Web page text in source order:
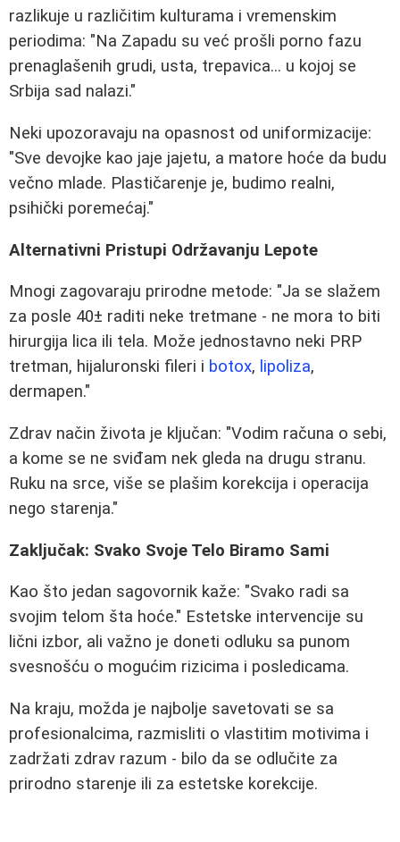
razlikuje u različitim kulturama i vremenskim
periodima: "Na Zapadu su već prošli porno fazu
prenaglašenih grudi, usta, trepavica... u kojoj se
Srbija sad nalazi."
Neki upozoravaju na opasnost od uniformizacije:
"Sve devojke kao jaje jajetu, a matore hoće da budu
večno mlade. Plastičarenje je, budimo realni,
psihički poremećaj."
Alternativni Pristupi Održavanju Lepote
Mnogi zagovaraju prirodne metode: "Ja se slažem
za posle 40± raditi neke tretmane - ne mora to biti
hirurgija lica ili tela. Može jednostavno neki PRP
tretman, hijaluronski fileri i botox, lipoliza,
dermapen."
Zdrav način života je ključan: "Vodim računa o sebi,
a kome se ne sviđam nek gleda na drugu stranu.
Ruku na srce, više se plašim korekcija i operacija
nego starenja."
Zaključak: Svako Svoje Telo Biramo Sami
Kao što jedan sagovornik kaže: "Svako radi sa
svojim telom šta hoće." Estetske intervencije su
lični izbor, ali važno je doneti odluku sa punom
svesnošću o mogućim rizicima i posledicama.
Na kraju, možda je najbolje savetovati se sa
profesionalcima, razmisliti o vlastitim motivima i
zadržati zdrav razum - bilo da se odlučite za
prirodno starenje ili za estetske korekcije.